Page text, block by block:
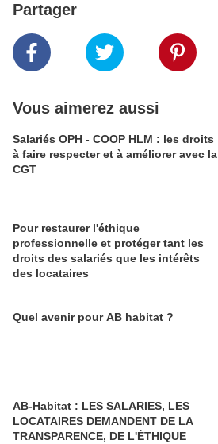
Partager
Vous aimerez aussi
Salariés OPH - COOP HLM : les droits
à faire respecter et à améliorer avec la
CGT
Pour restaurer l'éthique
professionnelle et protéger tant les
droits des salariés que les intérêts
des locataires
Quel avenir pour AB habitat ?
AB-Habitat : LES SALARIES, LES
LOCATAIRES DEMANDENT DE LA
TRANSPARENCE, DE L'ÉTHIQUE